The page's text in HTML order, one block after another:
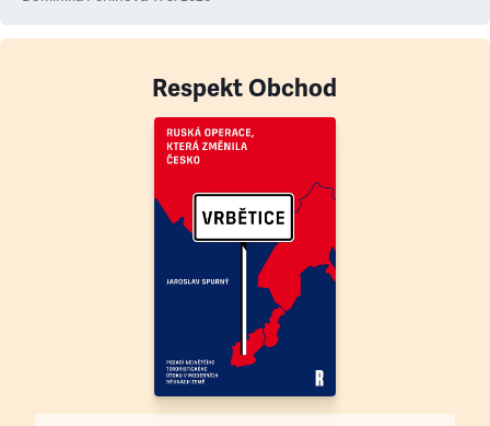
Respekt Obchod